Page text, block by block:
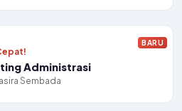
Administrasi
Sembada
BARU